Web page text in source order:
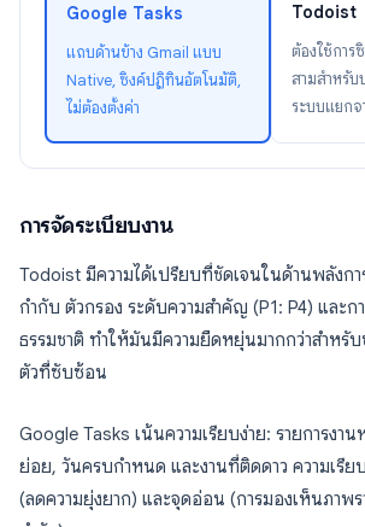
Google Tasks
แถบด้านข้าง Gmail แบบ
Native, ซิงค์ปฏิทินอัตโนมัติ,
ไม่ต้องตั้งค่า
Todoist
ต้องใช้กา
สามสำหรับ
ระบบแยก
การจัดระเบียบงาน
Todoist มีความได้เปรียบที่ชัดเจนในด้านพลังกา
กำกับ ตัวกรอง ระดับความสำคัญ (P1: P4) และ
ธรรมชาติ ทำให้มันมีความยืดหยุ่นมากกว่าสำหรั
ตัวที่ซับซ้อน
Google Tasks เน้นความเรียบง่าย: รายการงาน
ย่อย, วันครบกำหนด และงานที่ติดดาว ความเรีย
(ลดความยุ่งยาก) และจุดอ่อน (การมองเห็นภาพ